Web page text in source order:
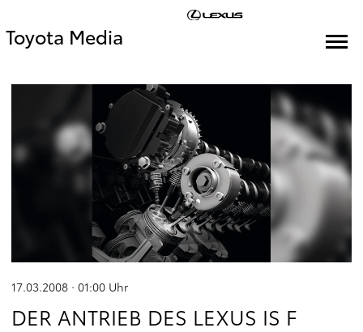
Toyota Media
17.03.2008 · 01:00 Uhr
DER ANTRIEB DES LEXUS IS F